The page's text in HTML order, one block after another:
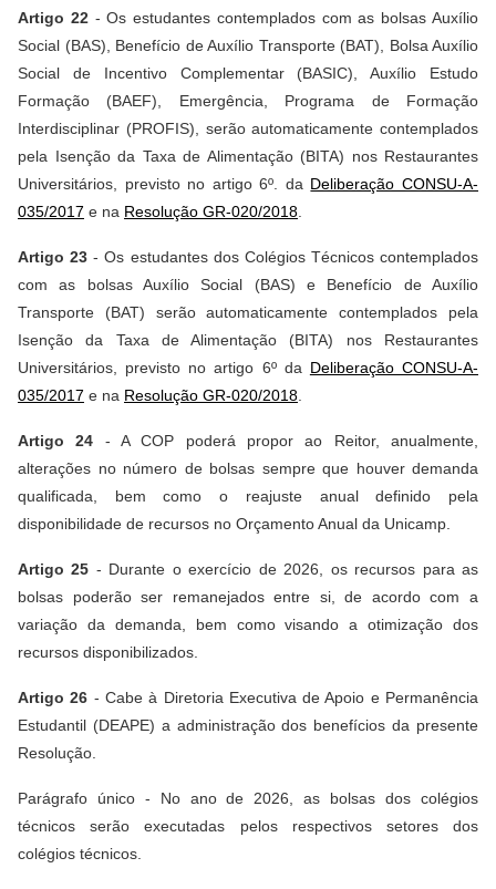
Artigo 22- Os estudantes contemplados com as bolsas Auxílio
Social (BAS), Benefício de Auxílio Transporte (BAT), Bolsa Auxílio
Social de Incentivo Complementar (BASIC), Auxílio Estudo
Formação (BAEF), Emergência, Programa de Formação
Interdisciplinar (PROFIS), serão automaticamente contemplados
pela Isenção da Taxa de Alimentação (BITA) nos Restaurantes
Universitários, previsto no artigo 6º. da Deliberação CONSU-A-
035/2017 e na Resolução GR-020/2018
Artigo 23 - Os estudantes dos Colégios Técnicos contemplados
com as bolsas Auxílio Social (BAS) e Benefício de Auxílio
Transporte (BAT) serão automaticamente contemplados pela
Isenção da Taxa de Alimentação (BITA) nos Restaurantes
Universitários, previsto no artigo 6º da Deliberação CONSU-A-
035/2017 e na Resolução GR-020/2018
Artigo 24 - A COP poderá propor ao Reitor, anualmente,
alterações no número de bolsas sempre que houver demanda
qualificada, bem como o reajuste anual definido pela
disponibilidade de recursos no Orçamento Anual da Unicamp.
Artigo 25 - Durante o exercício de 2026, os recursos para as
bolsas poderão ser remanejados entre si, de acordo com a
variação da demanda, bem como visando a otimização dos
recursos disponibilizados.
Artigo 26 - Cabe à Diretoria Executiva de Apoio e Permanência
Estudantil (DEAPE) a administração dos benefícios da presente
Resolução.
Parágrafo único - No ano de 2026, as bolsas dos colégios
técnicos serão executadas pelos respectivos setores dos
colégios técnicos.